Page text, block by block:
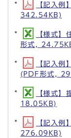
【記入例
342.54KB)
【様式】
形式,
【記入例
(PDF形式,
【様式】
18.05KB)
【記入例
276.09KB)